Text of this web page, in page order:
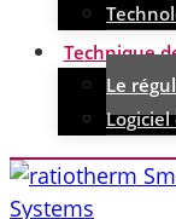
Technique
Le